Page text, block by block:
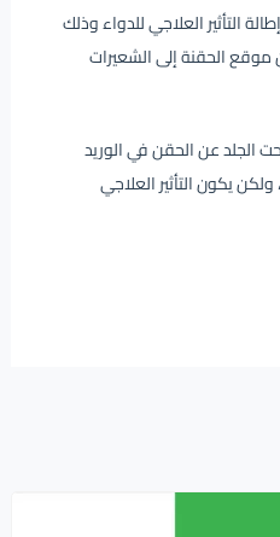
التأثير العلاجي للدواء وذلك
موقع الحقنة إلى الشعيرات
الجلد عن الحقن في الوريد
يكون التأثير العلاجي